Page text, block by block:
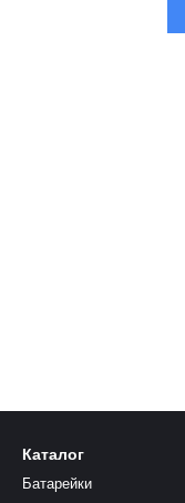
Каталог
Батарейки